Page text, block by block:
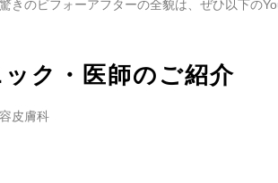
きのビフォーアフターの全貌は、ぜひ以下の
ク・医師のご紹介
皮膚科